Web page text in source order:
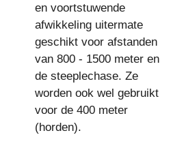
en voortstuwende
afwikkeling uitermate
geschikt voor afstanden
van 800 - 1500 meter en
de steeplechase. Ze
worden ook wel gebruikt
voor de 400 meter
(horden).